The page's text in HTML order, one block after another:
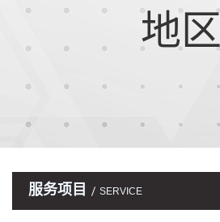
地区
服务项目 SERVICE